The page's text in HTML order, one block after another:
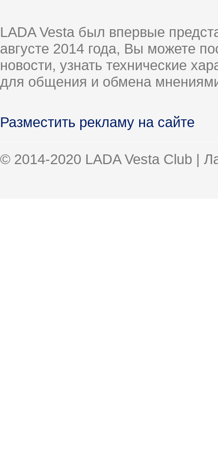
LADA Vesta был впервые
августе 2014 года, Вы можете
новости, узнать технические
для общения и обмена
Разместить рекламу на сайте
© 2014-2020 LADA Vesta Club |